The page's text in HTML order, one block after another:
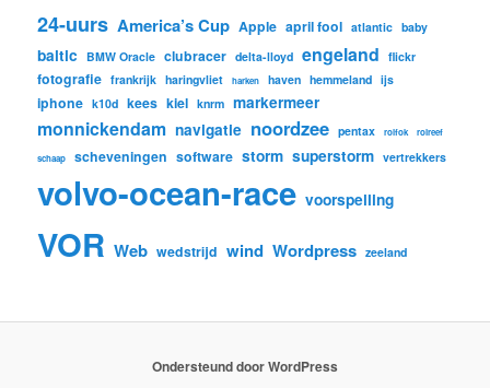
24-uurs America’s Cup Apple april fool atlantic baby
baltic BMW Oracle clubracer delta-lloyd engeland flickr
fotografie frankrijk haringvliet harken haven hemmeland ijs
iphone k10d kees kiel knrm markermeer
monnickendam navigatie noordzee pentax rolfok rolreef
schaap scheveningen software storm superstorm vertrekkers
volvo-ocean-race voorspelling
VOR Web wedstrijd wind Wordpress zeeland
Ondersteund door WordPress